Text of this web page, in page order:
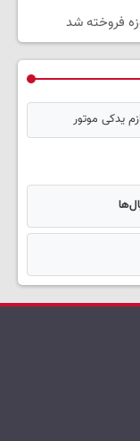
فروخته شد
یدکی موتور